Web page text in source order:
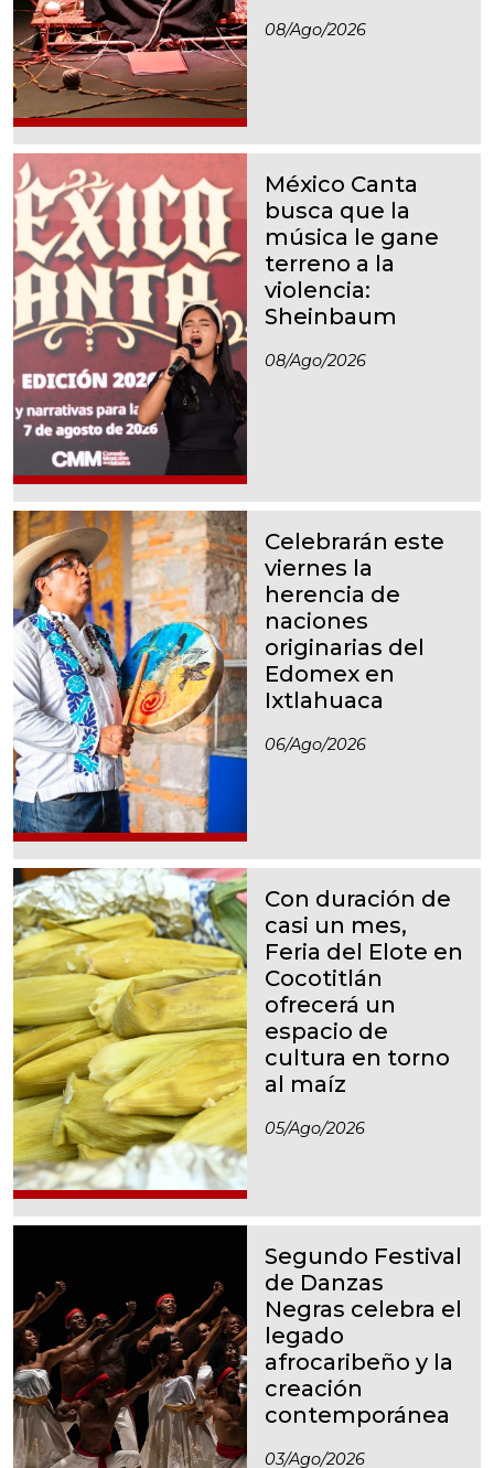
08/ago/2026
México Canta
busca que la
música le gane
terreno a la
violencia:
Sheinbaum
08/ago/2026
Celebrarán este
viernes la
herencia de
naciones
originarias del
Edomex en
Ixtlahuaca
06/ago/2026
Con duración de
casi un mes,
Feria del Elote en
Cocotitlán
ofrecerá un
espacio de
cultura en torno
al maíz
05/ago/2026
Segundo Festival
de Danzas
Negras celebra el
legado
afrocaribeño y la
creación
contemporánea
03/ago/2026